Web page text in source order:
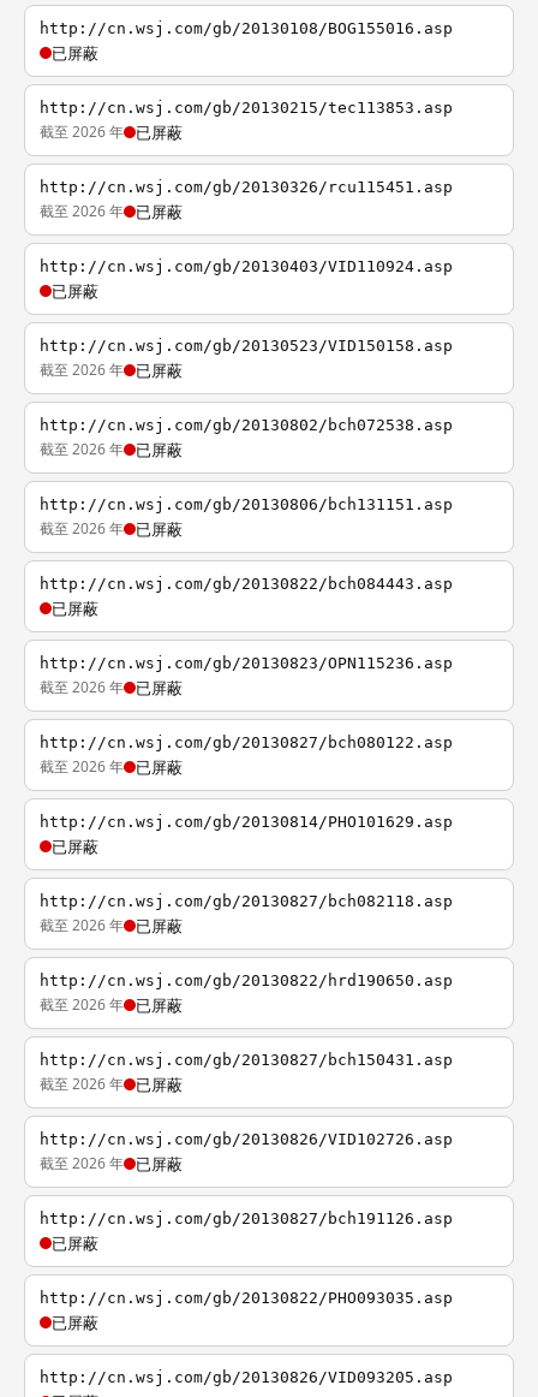
http://cn.wsj.com/gb/20130108/BOG155016.asp
已屏蔽
http://cn.wsj.com/gb/20130215/tec113853.asp
截至 2026 年 已屏蔽
http://cn.wsj.com/gb/20130326/rcu115451.asp
截至 2026 年 已屏蔽
http://cn.wsj.com/gb/20130403/VID110924.asp
已屏蔽
http://cn.wsj.com/gb/20130523/VID150158.asp
截至 2026 年 已屏蔽
http://cn.wsj.com/gb/20130802/bch072538.asp
截至 2026 年 已屏蔽
http://cn.wsj.com/gb/20130806/bch131151.asp
截至 2026 年 已屏蔽
http://cn.wsj.com/gb/20130822/bch084443.asp
已屏蔽
http://cn.wsj.com/gb/20130823/OPN115236.asp
截至 2026 年 已屏蔽
http://cn.wsj.com/gb/20130827/bch080122.asp
截至 2026 年 已屏蔽
http://cn.wsj.com/gb/20130814/PHO101629.asp
已屏蔽
http://cn.wsj.com/gb/20130827/bch082118.asp
截至 2026 年 已屏蔽
http://cn.wsj.com/gb/20130822/hrd190650.asp
截至 2026 年 已屏蔽
http://cn.wsj.com/gb/20130827/bch150431.asp
截至 2026 年 已屏蔽
http://cn.wsj.com/gb/20130826/VID102726.asp
截至 2026 年 已屏蔽
http://cn.wsj.com/gb/20130827/bch191126.asp
已屏蔽
http://cn.wsj.com/gb/20130822/PHO093035.asp
已屏蔽
http://cn.wsj.com/gb/20130826/VID093205.asp